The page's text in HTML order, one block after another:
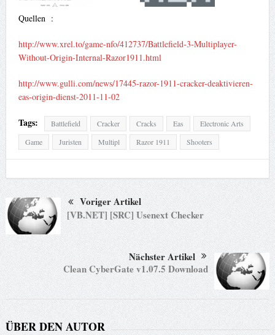
Quellen :
http://www.xrel.to/game-nfo/412737/Battlefield-3-Multiplayer-
Without-Origin-Internal-Razor1911.html
http://www.gulli.com/news/17445-razor-1911-cracker-deaktivieren-
eas-origin-dienst-2011-11-02
Tags: Battlefield Cracker Cracks Eas
Electronic Arts
Game
Juristen Multipl Razor 1911 Shooters
Voriger Artikel
[VB.NET] [SRC] Usenext Checker
Nächster Artikel
Clean CyberGate v1.07.5 Download
ÜBER DEN AUTOR